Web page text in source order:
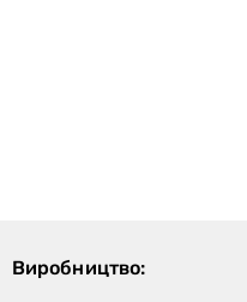
Виробництво: